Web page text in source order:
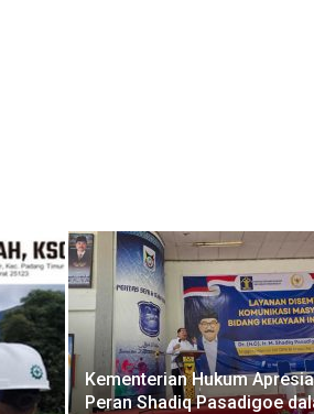
Kementerian Hukum
Peran Shadiq Pasadigoe